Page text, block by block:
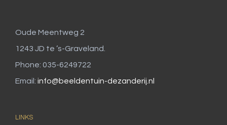
Oude Meentweg 2
1243 JD te ’s-Graveland.
Phone: 035-6249722
Email: info@beeldentuin-dezanderij.nl
LINKS